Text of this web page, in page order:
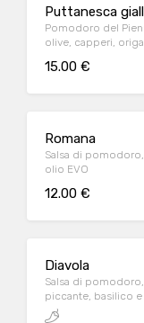
Puttanesca
Pomodoro del
olive, capperi,
15.00 €
Romana
Salsa di
olio EVO
12.00 €
Diavola
Salsa di
piccante, basilico